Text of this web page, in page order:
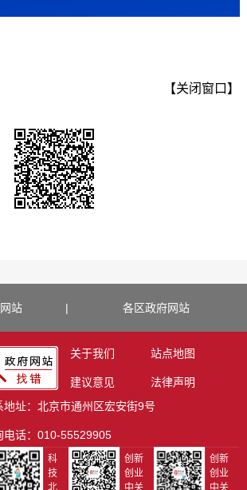
【关闭窗口】
站 | 各区政府网站
关于我们 站点地图
建议意见
法律声明
地址：北京市通州区宏安街9号
电话：010-55529905
科
技
北
创新
创业
中关
创新
创业
中关